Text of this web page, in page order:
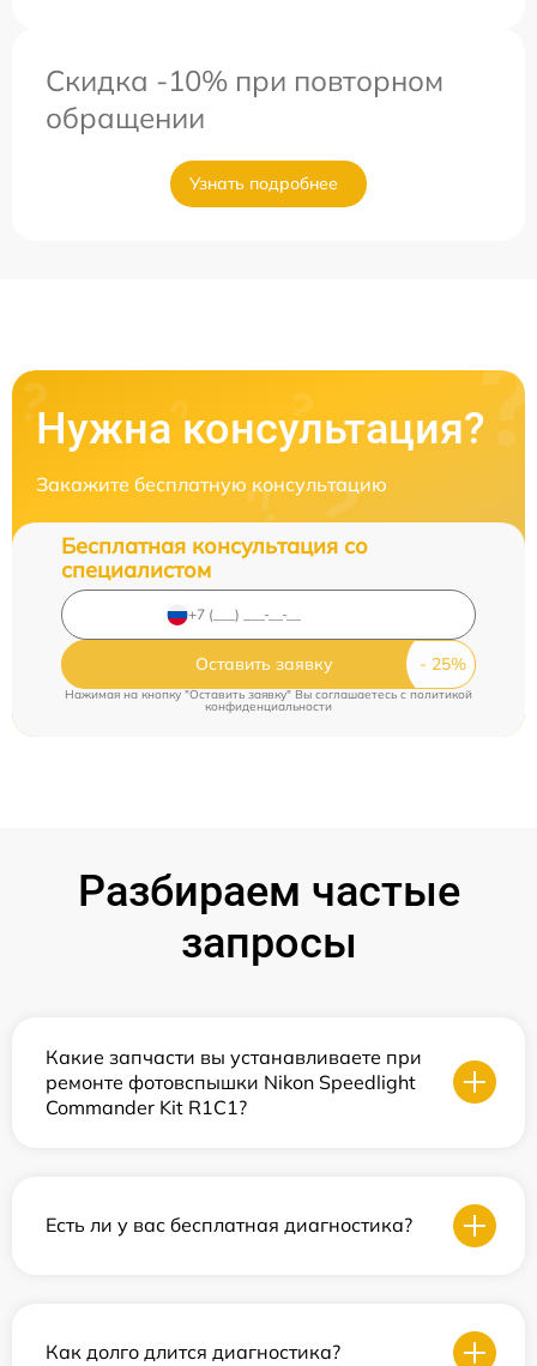
Скидка -10% при повторном
обращении
Узнать подробнее
Нужна консультация?
Закажите бесплатную консультацию
Бесплатная консультация со
специалистом
Оставить заявку
Нажимая на кнопку "Оставить заявку" Вы соглашаетесь cполитикой
конфиденциальности
Разбираем частые
запросы
Какие запчасти вы устанавливаете при
ремонте фотовспышки Nikon Speedlight
Commander Kit R1C1?
Есть ли у вас бесплатная диагностика?
Как долго длится диагностика?